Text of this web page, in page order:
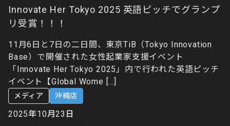
Innovate Her Tokyo 2025 英語ピッチでグランプ
リ受賞！！！
11月6日と7日の二日間、東京TiB（Tokyo Innovation
Base）で開催された女性起業家支援イベント
「Innovate Her Tokyo 2025」内で行われた英語ピッチ
イベント【Global Wome […]
メディア 沖縄店
2025年10月23日